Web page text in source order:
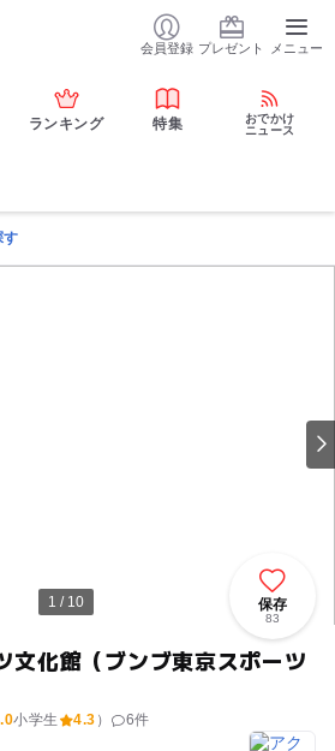
会員登録 プレゼント メニュー
ランキング 特集
おでかけ
ニュース
す
1 / 10
文化館（ブンブ東京スポーツ
小学生 4.3 ） 6件
保存
83